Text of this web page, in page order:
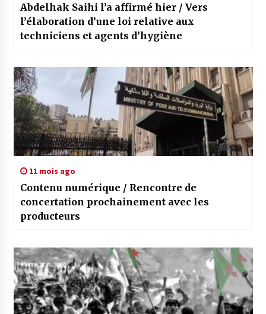
Abdelhak Saihi l’a affirmé hier / Vers
l’élaboration d’une loi relative aux
techniciens et agents d’hygiène
11 mois ago
Contenu numérique / Rencontre de
concertation prochainement avec les
producteurs